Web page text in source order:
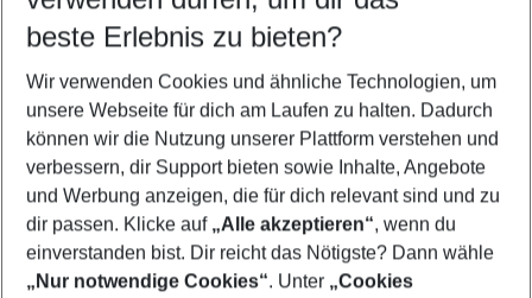
5-8 Nächte
2 Erwachsene Keine Kinder
Mehr Filter anzeigen
beste Erlebnis zu bieten?
Wir verwenden Cookies und ähnliche Technologien, um
unsere Webseite für dich am Laufen zu halten. Dadurch
können wir die Nutzung unserer Plattform verstehen und
verbessern, dir Support bieten sowie Inhalte, Angebote
und Werbung anzeigen, die für dich relevant sind und zu
dir passen. Klicke auf „Alle akzeptieren“, wenn du
einverstanden bist. Dir reicht das Nötigste? Dann wähle
„Nur notwendige Cookies“. Unter „Cookies